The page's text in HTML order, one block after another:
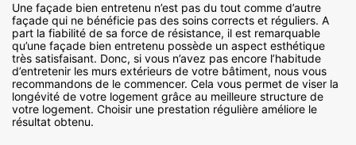
Une façade bien entretenu n’est pas du tout comme d’autre
façade qui ne bénéficie pas des soins corrects et réguliers. A
part la fiabilité de sa force de résistance, il est remarquable
qu’une façade bien entretenu possède un aspect esthétique
très satisfaisant. Donc, si vous n’avez pas encore l’habitude
d’entretenir les murs extérieurs de votre bâtiment, nous vous
recommandons de le commencer. Cela vous permet de viser la
longévité de votre logement grâce au meilleure structure de
votre logement. Choisir une prestation régulière améliore le
résultat obtenu.